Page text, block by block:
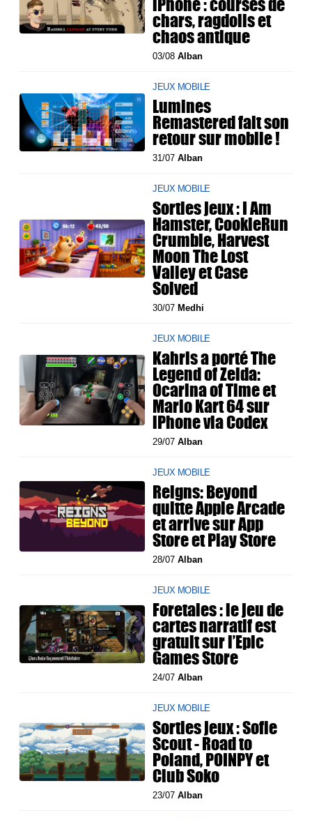
chars, ragdolls et
chaos antique
03/08Alban
JEUX MOBILE
Lumines
Remastered fait son
retour sur mobile !
31/07Alban
JEUX MOBILE
Sorties jeux : I Am
Hamster, CookieRun
Crumble, Harvest
Moon The Lost
Valley et Case
Solved
30/07 Medhi
JEUX MOBILE
Kahris a porté The
Legend of Zelda:
Ocarina of Time et
Mario Kart 64 sur
iPhone via Codex
29/07Alban
JEUX MOBILE
Reigns: Beyond
quitte Apple Arcade
et arrive sur App
Store et Play Store
28/07Alban
JEUX MOBILE
Foretales : le jeu de
cartes narratif est
gratuit sur l’Epic
Games Store
24/07Alban
JEUX MOBILE
Sorties jeux : Sofie
Scout - Road to
Poland, POINPY et
Club Soko
23/07Alban